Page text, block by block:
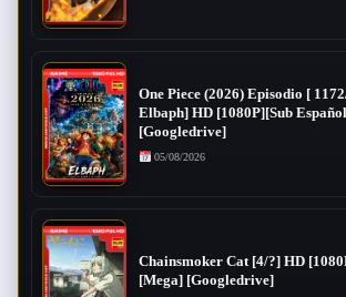
One Piece (2026) Episodio [
Elbaph] HD [1080P][Sub
[Googledrive]
05/08/2026
Chainsmoker Cat [4/?] HD [1080P][Sub Español]
[Mega] [Googledrive]